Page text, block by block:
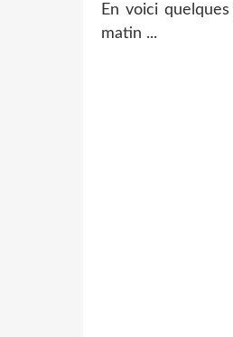
En voici
matin ...